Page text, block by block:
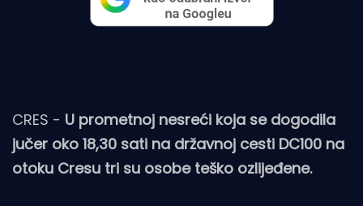
CRES - U prometnoj nesreći koja se dogodila
jučer oko 18,30 sati na državnoj cesti DC100 na
otoku Cresu tri su osobe teško ozlijeđene.